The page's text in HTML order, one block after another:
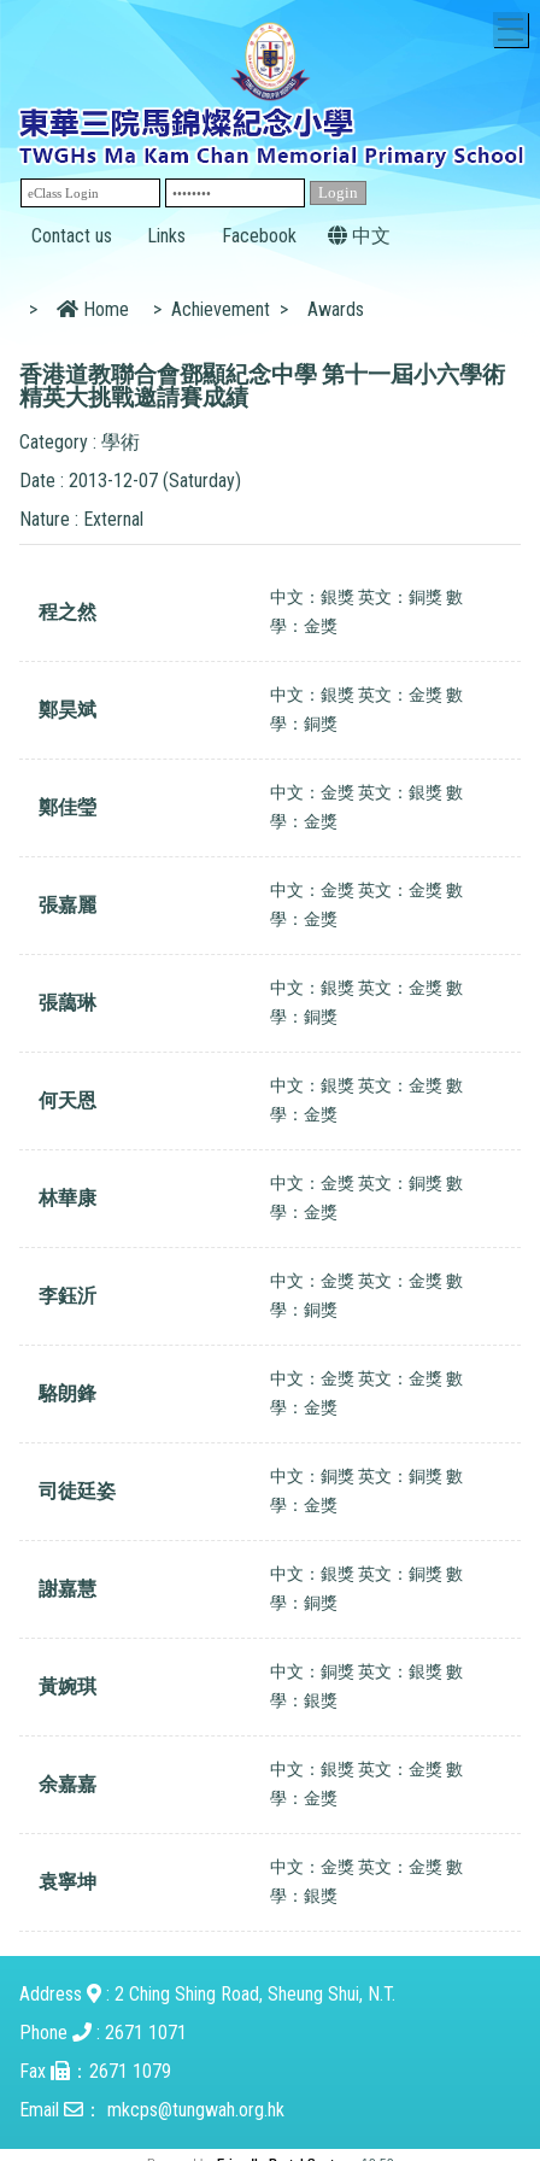
Contact us Links Facebook 中文
> Home > Achievement > Awards
香港道教聯合會鄧顯紀念中學 第十一屆小六學術
精英大挑戰邀請賽成績
Category : 學術
Date : 2013-12-07 (Saturday)
Nature : External
程之然
中文：銀獎 英文：銅獎 數
學：金獎
鄭昊斌
中文：銀獎 英文：金獎 數
學：銅獎
鄭佳瑩
中文：金獎 英文：銀獎 數
學：金獎
張嘉麗
中文：金獎 英文：金獎 數
學：金獎
張藹琳
中文：銀獎 英文：金獎 數
學：銅獎
何天恩
中文：銀獎 英文：金獎 數
學：金獎
林華康
中文：金獎 英文：銅獎 數
學：金獎
李鈺沂
中文：金獎 英文：金獎 數
學：銅獎
駱朗鋒
中文：金獎 英文：金獎 數
學：金獎
司徒廷姿
中文：銅獎 英文：銅獎 數
學：金獎
謝嘉慧
中文：銀獎 英文：銅獎 數
學：銅獎
黃婉琪
中文：銅獎 英文：銀獎 數
學：銀獎
余嘉嘉
中文：銀獎 英文：金獎 數
學：金獎
袁寧坤
中文：金獎 英文：金獎 數
學：銀獎
Address
: 2 Ching Shing Road, Sheung Shui, N.T.
Phone
: 2671 1071
Fax
：2671 1079
Email
： mkcps@tungwah.org.hk